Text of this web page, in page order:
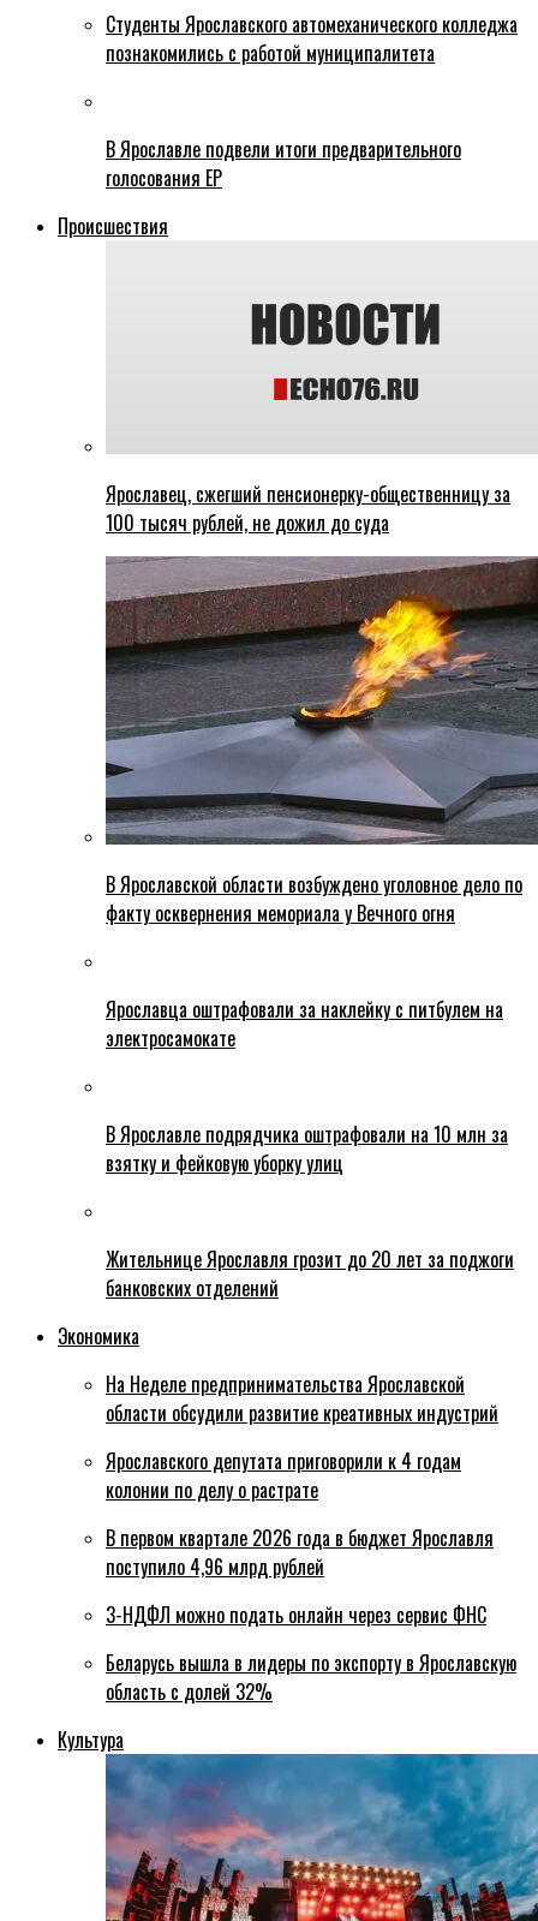
Студенты Ярославского автомеханического колледжа
познакомились с работой муниципалитета
В Ярославле подвели итоги предварительного
голосования ЕР
Происшествия
Ярославец, сжегший пенсионерку-общественницу за
100 тысяч рублей, не дожил до суда
В Ярославской области возбуждено уголовное дело по
факту осквернения мемориала у Вечного огня
Ярославца оштрафовали за наклейку с питбулем на
электросамокате
В Ярославле подрядчика оштрафовали на 10 млн за
взятку и фейковую уборку улиц
Жительнице Ярославля грозит до 20 лет за поджоги
банковских отделений
Экономика
На Неделе предпринимательства Ярославской
области обсудили развитие креативных индустрий
Ярославского депутата приговорили к 4 годам
колонии по делу о растрате
В первом квартале 2026 года в бюджет Ярославля
поступило 4,96 млрд рублей
3-НДФЛ можно подать онлайн через сервис ФНС
Беларусь вышла в лидеры по экспорту в Ярославскую
область с долей 32%
Культура